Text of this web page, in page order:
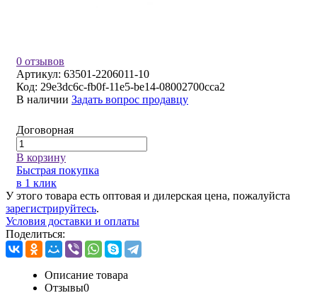
0 отзывов
Артикул: 63501-2206011-10
Код: 29e3dc6c-fb0f-11e5-be14-08002700cca2
В наличии Задать вопрос продавцу
Договорная
В корзину
Быстрая покупка
в 1 клик
У этого товара есть оптовая и дилерская цена, пожалуйста
зарегистрируйтесь.
Условия доставки и оплаты
Поделиться:
Описание товара
Отзывы0